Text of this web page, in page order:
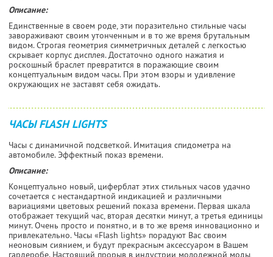
Описание:
Единственные в своем роде, эти поразительно стильные часы
завораживают своим утонченным и в то же время брутальным
видом. Строгая геометрия симметричных деталей с легкостью
скрывает корпус дисплея. Достаточно одного нажатия и
роскошный браслет превратится в поражающие своим
концептуальным видом часы. При этом взоры и удивление
окружающих не заставят себя ожидать.
ЧАСЫ FLASH LIGHTS
Часы с динамичной подсветкой. Имитация спидометра на
автомобиле. Эффектный показ времени.
Описание:
Концептуально новый, циферблат этих стильных часов удачно
сочетается с нестандартной индикацией и различными
вариациями цветовых решений показа времени. Первая шкала
отображает текущий час, вторая десятки минут, а третья единицы
минут. Очень просто и понятно, и в то же время инновационно и
привлекательно. Часы «Flash lights» порадуют Вас своим
неоновым сиянием, и будут прекрасным аксессуаром в Вашем
гардеробе. Настоящий прорыв в индустрии молодежной моды,